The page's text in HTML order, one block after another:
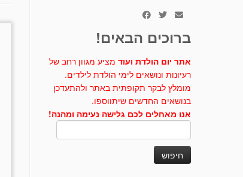
ברוכים הבאים!
אתר יום הולדת ועוד מציע מגוון רחב של
רעיונות ונושאים לימי הולדת לילדים.
מומלץ לבקר תקופתית באתר ולהתעדכן
בנושאים החדשים שיתווספו.
אנו מאחלים לכם גלישה נעימה ומהנה!